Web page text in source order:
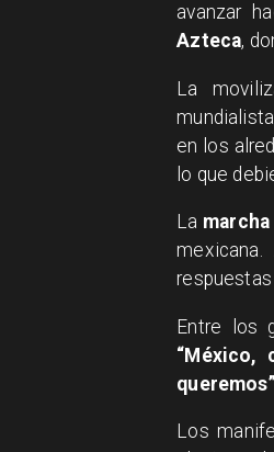
avanzar
Azteca,
La
en los
lo que
La
Entre los
“México,
queremos”
Los